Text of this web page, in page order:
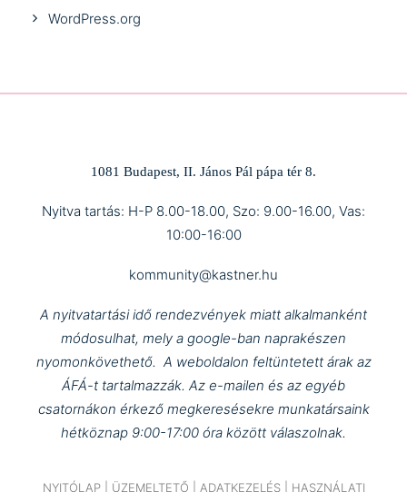
WordPress.org
1081 Budapest, II. János Pál pápa tér 8.
Nyitva tartás: H-P 8.00-18.00, Szo: 9.00-16.00, Vas:
10:00-16:00
kommunity@kastner.hu
A nyitvatartási idő rendezvények miatt alkalmanként
módosulhat, mely a google-ban naprakészen
nyomonkövethető. A weboldalon feltüntetett árak az
ÁFÁ-t tartalmazzák. Az e-mailen és az egyéb
csatornákon érkező megkeresésekre munkatársaink
hétköznap 9:00-17:00 óra között válaszolnak.
NYITÓLAP| ÜZEMELTETŐ ADATKEZELÉS| HASZNÁLATI